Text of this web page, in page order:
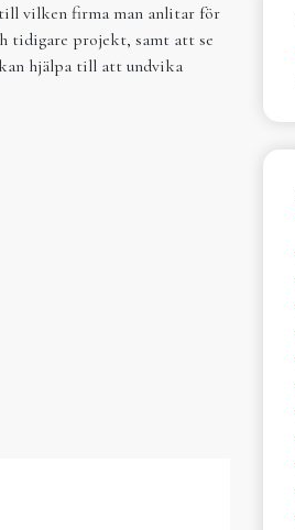
vilken firma man anlitar för
tidigare projekt, samt att se
hjälpa till att undvika